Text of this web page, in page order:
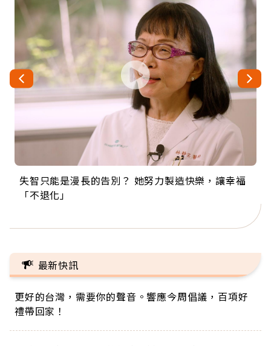
失智只能是漫長的告別？ 她努力製造快樂，讓幸福
「不退化」
來自剛果的巧克力神父 為台灣奉獻36年 「台灣是我
的家，我連作夢都講台語！」
63歲卸矽谷副總、搬回台灣找快樂！「蛋黃哥小
丑」走進安養院，逗樂上萬爺奶：退休後才開始真
104歲打破金氏世界紀錄 成為全球最年長羽球選
手，分享長壽的秘密原來是「這個」
事業巔峰他選擇追夢…黑手阿伯拉小提琴還登上小
巨蛋！連CNN都大讚！
最新快訊
更好的台灣，需要你的聲音。響應今周倡議，百項好
禮帶回家！